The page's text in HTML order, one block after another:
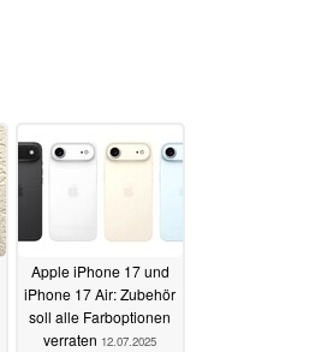
Apple iPhone 17 und
iPhone 17 Air: Zubehör
soll alle Farboptionen
verraten 12.07.2025